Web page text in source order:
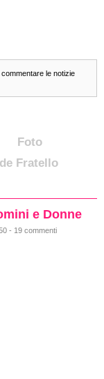
le notizie
Foto
Fratello
e Donne
- 19 commenti